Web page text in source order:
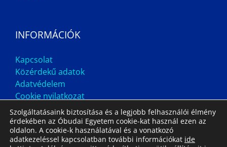
INFORMÁCIÓK
Kapcsolat
Közérdekű adatok
Adatvédelem
Cookie nyilatkozat
Szolgáltatásaink biztosítása és a legjobb felhasználói élmény
érdekében az Óbudai Egyetem cookie-kat használ ezen az
oldalon. A cookie-k használatával és a vonatkozó
adatkezeléssel kapcsolatban további információkat ide